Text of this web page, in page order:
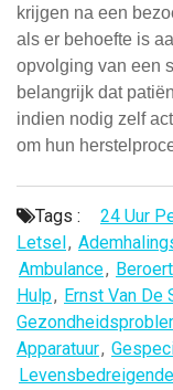
krijgen na een
als er behoefte is
opvolging van een
belangrijk dat
indien nodig zelf
om hun
Tags : 24 Uur
Letsel,
Ambulance,
Hulp, Ernst Van De
Apparatuur,